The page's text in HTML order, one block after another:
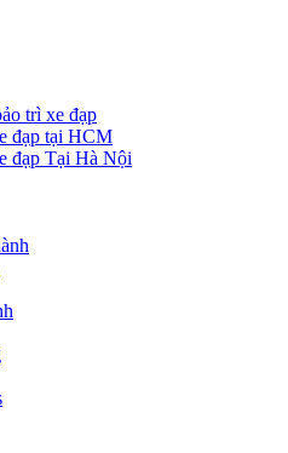
trì xe đạp
đạp tại HCM
đạp Tại Hà Nội